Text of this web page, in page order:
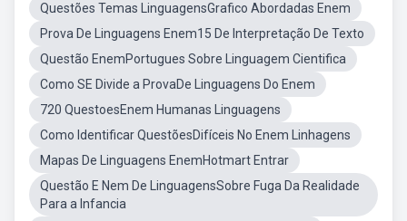
Questões Temas LinguagensGrafico Abordadas Enem
Prova De Linguagens Enem15 De Interpretação De Texto
Questão EnemPortugues Sobre Linguagem Cientifica
Como SE Divide a ProvaDe Linguagens Do Enem
720 QuestoesEnem Humanas Linguagens
Como Identificar QuestõesDifíceis No Enem Linhagens
Mapas De Linguagens EnemHotmart Entrar
Questão E Nem De LinguagensSobre Fuga Da Realidade
Para a Infancia